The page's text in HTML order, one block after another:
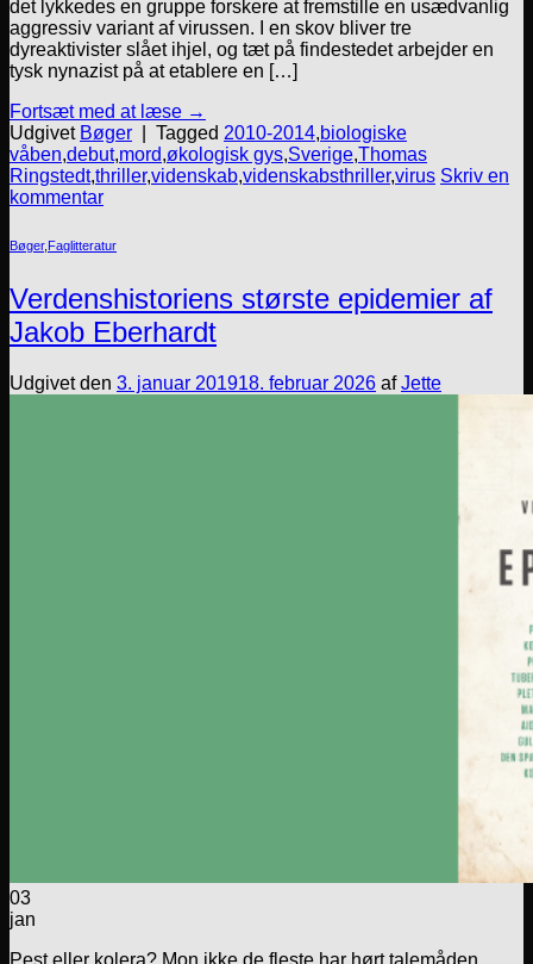
det lykkedes en gruppe forskere at fremstille en usædvanlig
aggressiv variant af virussen. I en skov bliver tre
dyreaktivister slået ihjel, og tæt på findestedet arbejder en
tysk nynazist på at etablere en […]
Fortsæt med at læse →
Udgivet Bøger Tagged 2010-2014,biologiske
våben,debut,mord,økologisk gys,Sverige,Thomas
Ringstedt,thriller,videnskab,videnskabsthriller,virus Skriv en
kommentar
Bøger, Faglitteratur
Verdenshistoriens største epidemier af
Jakob Eberhardt
Udgivet den 3. januar 201918. februar 2026 afJette
03
jan